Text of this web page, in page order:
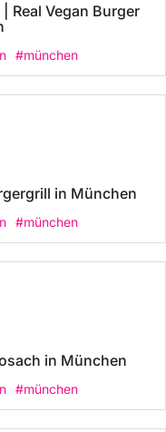
Real Vegan Burger
#münchen
in München
#münchen
in München
#münchen